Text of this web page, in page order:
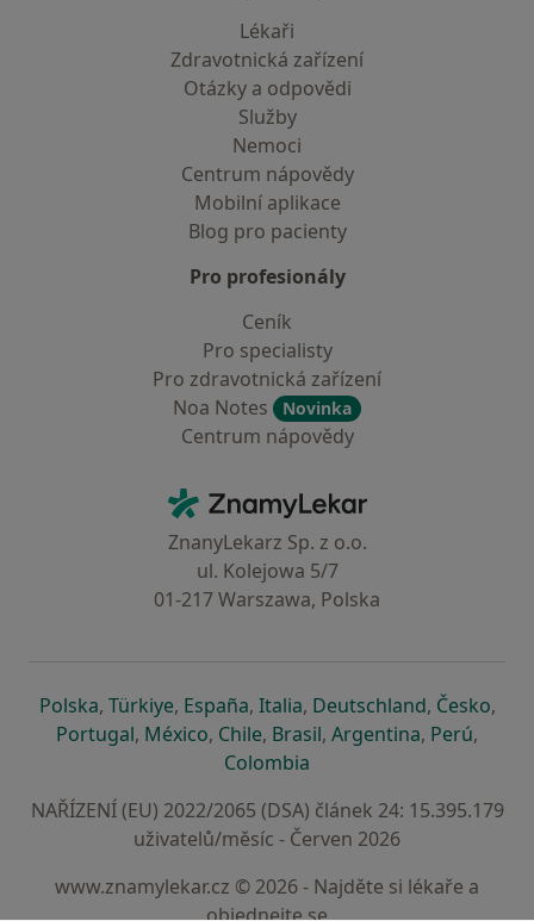
Lékaři
Zdravotnická zařízení
Otázky a odpovědi
Služby
Nemoci
Centrum nápovědy
Mobilní aplikace
Blog pro pacienty
Pro profesionály
Ceník
Pro specialisty
Pro zdravotnická zařízení
Noa Notes
Novinka
Centrum nápovědy
ZnamyLekar - Hlavní stránka
ZnanyLekarz Sp. z o.o.
ul. Kolejowa 5/7
01-217 Warszawa, Polska
Polskase otevře v nové záložce
, Türkiyese otevře v nové záložce
, Españase otevře v nové záložce
, Italiase otevře v nové záložce
, Deutschlandse otevře v
, Českose
,
Portugalse otevře v nové záložce
, Méxicose otevře v nové záložce
, Chilese otevře v nové záložce
, Brasilse otevře v nové
, Argentinase otevře v
, Perúse
,
Colombia
NAŘÍZENÍ (EU) 2022/2065 (DSA) článek 24: 15.395.179
uživatelů/měsíc - Červen 2026
www.znamylekar.cz © 2026 - Najděte si lékaře a
objednejte se